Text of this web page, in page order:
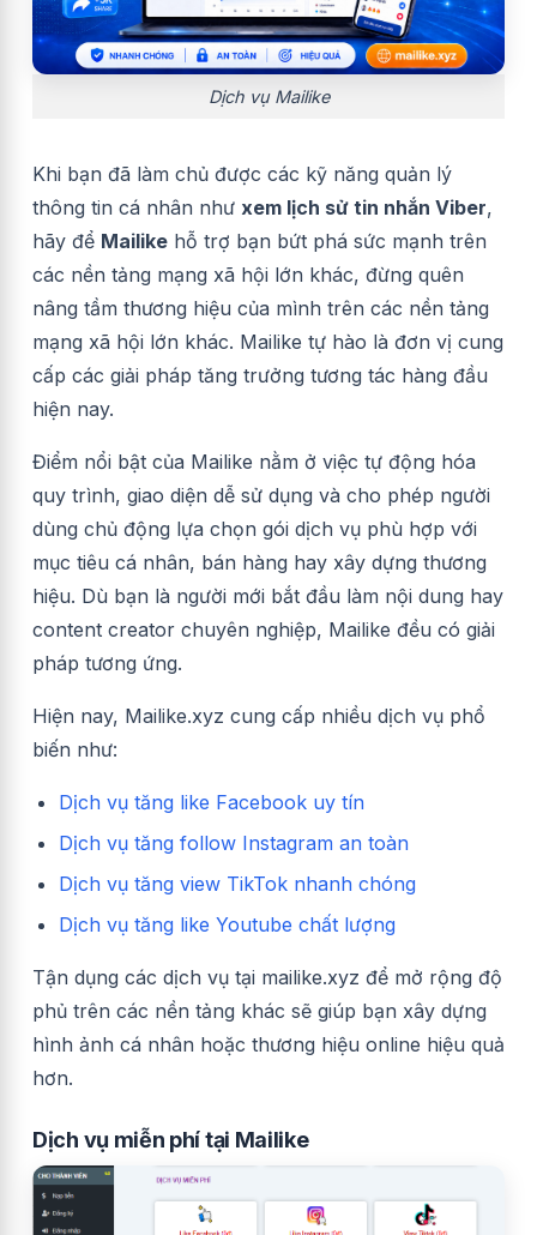
Dịch vụ Mailike
Khi bạn đã làm chủ được các kỹ năng quản lý
thông tin cá nhân như xem lịch sử tin nhắn Viber,
hãy để Mailike hỗ trợ bạn bứt phá sức mạnh trên
các nền tảng mạng xã hội lớn khác, đừng quên
nâng tầm thương hiệu của mình trên các nền tảng
mạng xã hội lớn khác. Mailike tự hào là đơn vị cung
cấp các giải pháp tăng trưởng tương tác hàng đầu
hiện nay.
Điểm nổi bật của Mailike nằm ở việc tự động hóa
quy trình, giao diện dễ sử dụng và cho phép người
dùng chủ động lựa chọn gói dịch vụ phù hợp với
mục tiêu cá nhân, bán hàng hay xây dựng thương
hiệu. Dù bạn là người mới bắt đầu làm nội dung hay
content creator chuyên nghiệp, Mailike đều có giải
pháp tương ứng.
Hiện nay, Mailike.xyz cung cấp nhiều dịch vụ phổ
biến như:
Dịch vụ tăng like Facebook uy tín
Dịch vụ tăng follow Instagram an toàn
Dịch vụ tăng view TikTok nhanh chóng
Dịch vụ tăng like Youtube chất lượng
Tận dụng các dịch vụ tại mailike.xyz để mở rộng độ
phủ trên các nền tảng khác sẽ giúp bạn xây dựng
hình ảnh cá nhân hoặc thương hiệu online hiệu quả
hơn.
Dịch vụ miễn phí tại Mailike